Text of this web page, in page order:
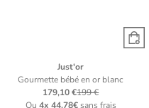
Just'or
Gourmette bébé en or blanc
179,10 €199 €
Ou 4x 44.78€sans frais